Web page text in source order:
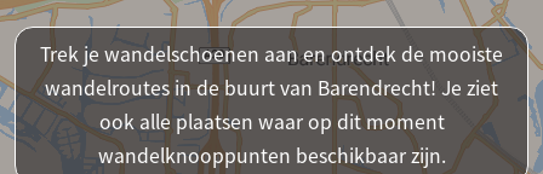
Trek je wandelschoenen aan en ontdek de mooiste
wandelroutes in de buurt van Barendrecht! Je ziet
ook alle plaatsen waar op dit moment
wandelknooppunten beschikbaar zijn.